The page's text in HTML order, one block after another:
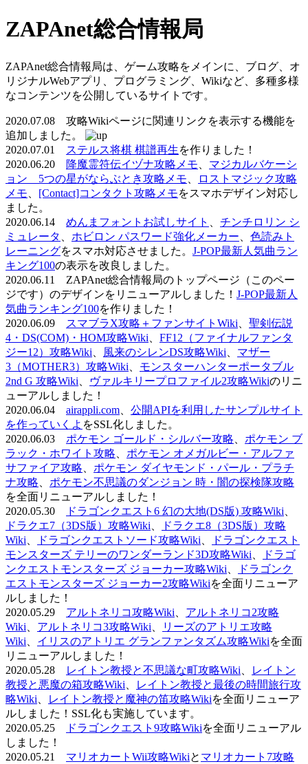
ZAPAnet総合情報局
ZAPAnet総合情報局は、ゲーム攻略をメインに、ブログ、オ
リジナルWebアプリ、プログラミング、Wikiなど、多種多様
なコンテンツを公開しているサイトです。
2020.07.08 攻略Wikiページに関連リンクを表示する機能を
追加しました。
2020.07.01
ステルス将棋 棋譜再生を作りました！
2020.06.20
降魔霊符伝イヅナ攻略メモ
マジカルバケーシ
ョン 5つの星がならぶとき攻略メモ
ロストマジック攻略
メモ
[Contact]コンタクト攻略メモをスマホデザイン対応し
ました。
2020.06.14 めんまフォントお試しサイト
チンチロリン シ
ミュレータ
ホビロン パスワード強化メーカー
色読みト
レーニングをスマホ対応させました。 J-POP最新人気曲ラン
キング100の表示を改良しました。
2020.06.11 ZAPAnet総合情報局のトップページ（このペー
ジです）のデザインをリニューアルしました！ J-POP最新人
気曲ランキング100を作りました！
2020.06.09
スマブラX攻略＋ファンサイトWiki
聖剣伝説
4・DS(COM)・HOM攻略Wiki
FF12（ファイナルファンタ
ジー12）攻略Wiki
風来のシレンDS攻略Wiki
マザー
3（MOTHER3）攻略Wiki
モンスターハンターポータブル
2nd G 攻略Wiki
ヴァルキリープロファイル2攻略Wikiのリニ
ューアルしました！
2020.06.04 airappli.com
公開APIを利用したサンプルサイト
を作っていくよ をSSL化しました。
2020.06.03 ポケモン ゴールド・シルバー攻略
ポケモン ブ
ラック・ホワイト攻略
ポケモン オメガルビー・アルファ
サファイア攻略
ポケモン ダイヤモンド・パール・プラチ
ナ攻略
ポケモン不思議のダンジョン 時・闇の探検隊攻略
を全面リニューアルしました！
2020.05.30
ドラゴンクエスト6 幻の大地(DS版) 攻略Wiki
ドラクエ7（3DS版）攻略Wiki
ドラクエ8（3DS版）攻略
Wiki
ドラゴンクエストソード攻略Wiki
ドラゴンクエスト
モンスターズ テリーのワンダーランド3D攻略Wiki
ドラゴ
ンクエストモンスターズ ジョーカー攻略Wiki
ドラゴンク
エストモンスターズ ジョーカー2攻略Wikiを全面リニューア
ルしました！
2020.05.29 アルトネリコ攻略Wiki
アルトネリコ2攻略
Wiki
アルトネリコ3攻略Wiki
リーズのアトリエ攻略
Wiki
イリスのアトリエ グランファンタズム攻略Wikiを全面
リニューアルしました！
2020.05.28
レイトン教授と不思議な町攻略Wiki
レイトン
教授と悪魔の箱攻略Wiki
レイトン教授と最後の時間旅行攻
略Wiki
レイトン教授と魔神の笛攻略Wikiを全面リニューア
ルしました！SSL化も実施しています。
2020.05.25
ドラゴンクエスト9攻略Wikiを全面リニューアル
しました！
2020.05.21 マリオカートWii攻略Wikiと マリオカート7攻略